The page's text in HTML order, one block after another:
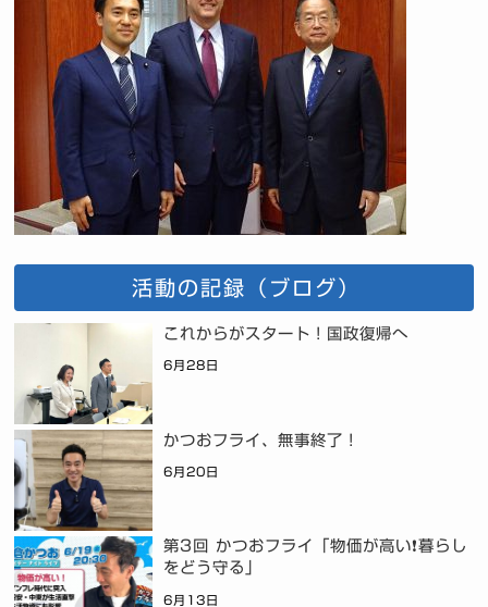
活動の記録（ブログ）
これからがスタート！国政復帰へ
6月28日
かつおフライ、無事終了！
6月20日
第3回 かつおフライ「物価が高い❗暮らし
をどう守る」
6月13日